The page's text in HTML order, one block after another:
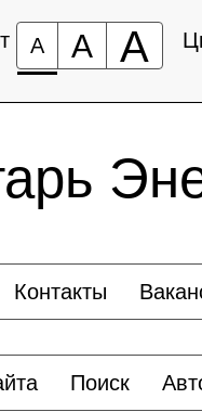
А А А
Контакты
Поиск